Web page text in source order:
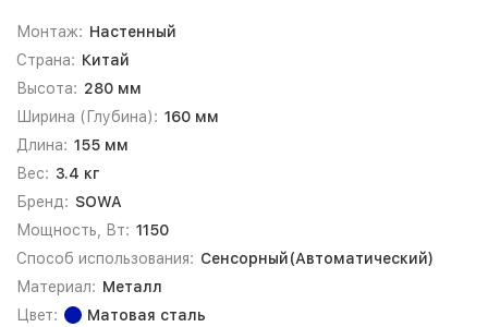
Монтаж: Настенный
Страна: Китай
Высота: 280 мм
Ширина (Глубина): 160 мм
Длина: 155 мм
Вес: 3.4 кг
Бренд: SOWA
Мощность, Вт: 1150
Способ использования: Сенсорный(Автоматический)
Материал: Металл
Цвет:
Матовая сталь